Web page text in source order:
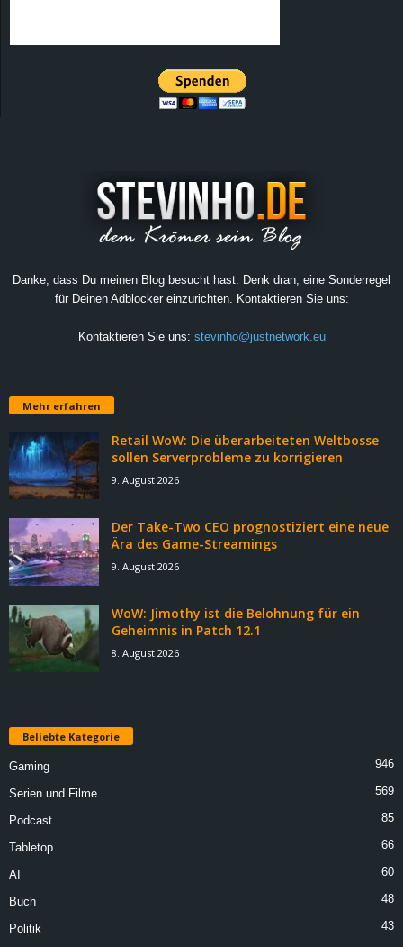
Danke, dass Du meinen Blog besucht hast. Denk dran, eine Sonderregel
für Deinen Adblocker einzurichten. Kontaktieren Sie uns:
Kontaktieren Sie uns: stevinho@justnetwork.eu
Mehr erfahren
Retail WoW: Die überarbeiteten Weltbosse
sollen Serverprobleme zu korrigieren
9. August 2026
Der Take-Two CEO prognostiziert eine neue
Ära des Game-Streamings
9. August 2026
WoW: Jimothy ist die Belohnung für ein
Geheimnis in Patch 12.1
8. August 2026
Beliebte Kategorie
Gaming 946
Serien und Filme 569
Podcast 85
Tabletop 66
AI 60
Buch 48
Politik 43